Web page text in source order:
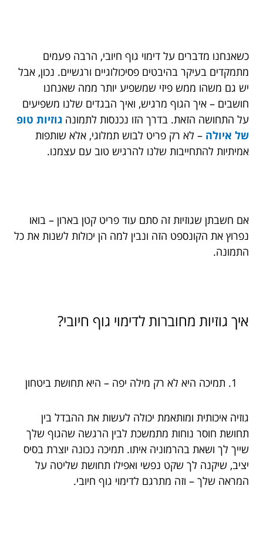
כשאנחנו מדברים על דימוי גוף חיובי, הרבה פעמים
מתמקדים בעיקר בהיבטים פסיכולוגיים ורגשיים. נכון, אבל
יש גם משהו ממש פיזי שמשפיע יותר ממה שאנחנו
חושבים – איך הגוף מרגיש, ואיך הבגדים שלנו משפיעים
על התחושה הזאת. בדרך הזו נכנסות לתמונה גוזיות טופ
של איולה – לא רק פריט לבוש תמלוגי, אלא שותפות
אמיתיות להתחייבות שלנו להרגיש טוב עם עצמנו.
אם חשבתן שגוזיות זה סתם עוד פריט קטן בארון – בואו
נפרוץ את הקונספט הזה ונבין למה הן יכולות לשנות את כל
התמונה.
איך גוזיות מחוברות לדימוי גוף חיובי?
תמיכה היא לא רק מילה יפה – היא תחושת ביטחון
גוזיה איכותית ומותאמת יכולה לעשות את ההבדל בין
תחושת חוסר נוחות מתמשכת לבין הרגשה שהגוף שלך
שייך לך ושאת בהרמוניה איתו. תמיכה נכונה יוצרת בסיס
יציב, שיקנה לך שקט נפשי ואפילו תחושת שליטה על
המראה שלך – וזה מתרגם לדימוי גוף חיובי.